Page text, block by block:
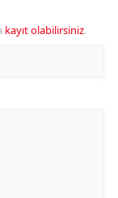
kayıt olabilirsiniz.